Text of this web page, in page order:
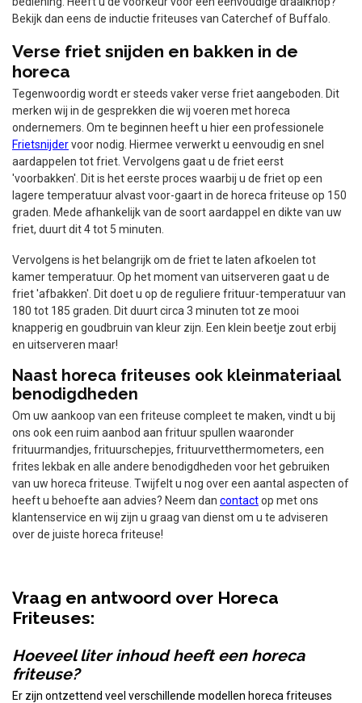
Bekijk dan eens de inductie friteuses van Caterchef of Buffalo.
Verse friet snijden en bakken in de
horeca
Tegenwoordig wordt er steeds vaker verse friet aangeboden. Dit
merken wij in de gesprekken die wij voeren met horeca
ondernemers. Om te beginnen heeft u hier een professionele
Frietsnijdervoor nodig. Hiermee verwerkt u eenvoudig en snel
aardappelen tot friet. Vervolgens gaat u de friet eerst
'voorbakken'. Dit is het eerste proces waarbij u de friet op een
lagere temperatuur alvast voor-gaart in de horeca friteuse op 150
graden. Mede afhankelijk van de soort aardappel en dikte van uw
friet, duurt dit 4 tot 5 minuten.
Vervolgens is het belangrijk om de friet te laten afkoelen tot
kamer temperatuur. Op het moment van uitserveren gaat u de
friet 'afbakken'. Dit doet u op de reguliere frituur-temperatuur van
180 tot 185 graden. Dit duurt circa 3 minuten tot ze mooi
knapperig en goudbruin van kleur zijn. Een klein beetje zout erbij
en uitserveren maar!
Naast horeca friteuses ook kleinmateriaal
benodigdheden
Om uw aankoop van een friteuse compleet te maken, vindt u bij
ons ook een ruim aanbod aan frituur spullen waaronder
frituurmandjes, frituurschepjes, frituurvetthermometers, een
frites lekbak en alle andere benodigdheden voor het gebruiken
van uw horeca friteuse. Twijfelt u nog over een aantal aspecten of
heeft u behoefte aan advies? Neem dan contactop met ons
klantenservice en wij zijn u graag van dienst om u te adviseren
over de juiste horeca friteuse!
Vraag en antwoord over Horeca
Friteuses:
Hoeveel liter inhoud heeft een horeca
friteuse?
Er zijn ontzettend veel verschillende modellen horeca friteuses